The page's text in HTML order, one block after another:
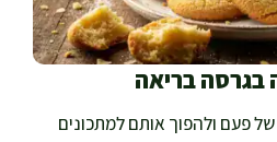
בגרסה בריאה
פעם ולהפוך אותם למתכונים